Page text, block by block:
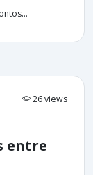
26 views
entre